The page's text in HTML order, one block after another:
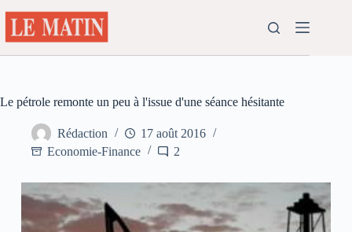
au
contenu
Le pétrole remonte un peu à l'issue d'une séance hésitante
Rédaction
17 août 2016
Economie-Finance
2